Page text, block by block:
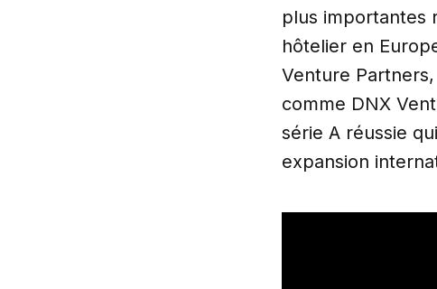
plus importantes
hôtelier en
Venture
comme DNX
série A réussie
expansion